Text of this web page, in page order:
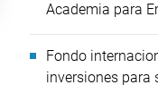
Academia para
Fondo
inversiones para